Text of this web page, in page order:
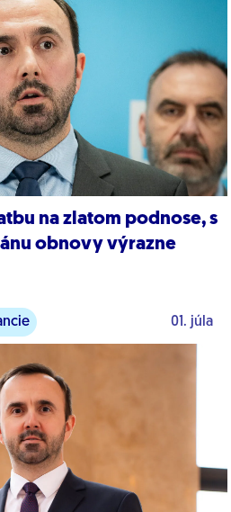
na zlatom podnose, s
obnovy výrazne
01. júla